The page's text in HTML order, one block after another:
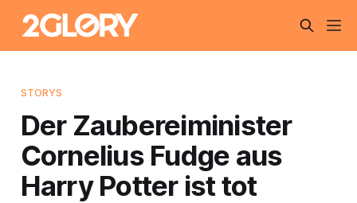
STORYS
Der Zaubereiminister
Cornelius Fudge aus
Harry Potter ist tot